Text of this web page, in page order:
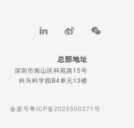
总部地址
深圳市南山区科苑路15号
科兴科学园B4单元13楼
备案号粤ICP备2025500371号